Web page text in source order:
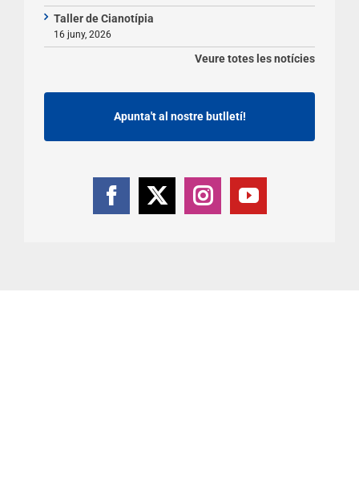
Taller de Cianotípia
16 juny, 2026
Veure totes les notícies
Apunta't al nostre butlletí!